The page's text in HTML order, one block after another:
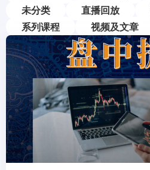
未分类
直播回放
系列课程
视频及文章